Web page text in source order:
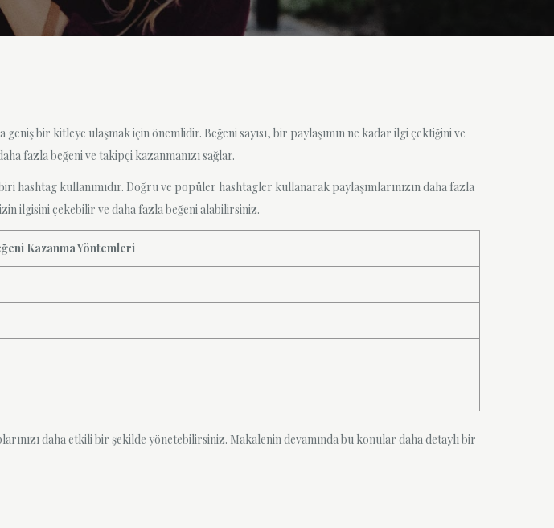
bir kitleye ulaşmak için önemlidir. Beğeni sayısı, bir paylaşımın ne kadar ilgi çektiğini ve
fazla beğeni ve takipçi kazanmanızı sağlar.
kullanımıdır. Doğru ve popüler hashtagler kullanarak paylaşımlarınızın daha fazla
ilgisini çekebilir ve daha fazla beğeni alabilirsiniz.
Kazanma Yöntemleri
daha etkili bir şekilde yönetebilirsiniz. Makalenin devamında bu konular daha detaylı bir